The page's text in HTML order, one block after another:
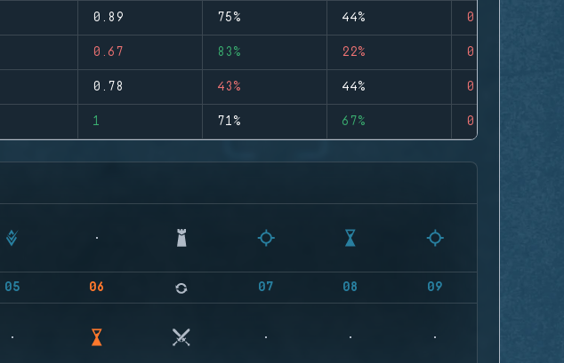
0.89 75% 44% 0
0.67 83% 22% 0
0.78 43% 44% 0
1 71% 67% 0
05 06 07 08 09